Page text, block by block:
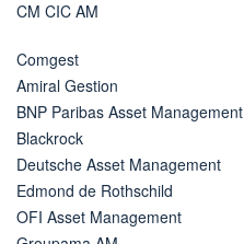
CM CIC AM
Comgest
Amiral Gestion
BNP Paribas Asset Management
Blackrock
Deutsche Asset Management
Edmond de Rothschild
OFI Asset Management